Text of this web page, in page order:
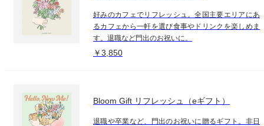
好みのカフェでリフレッシュ。全国主要エリアにあ
るカフェから一軒を選び食事やドリンクを楽しめま
す。退職など門出のお祝いに。
￥3,850
Bloom Gift リフレッシュ（eギフト）
退職や卒業など、門出のお祝いに贈るギフト。非日